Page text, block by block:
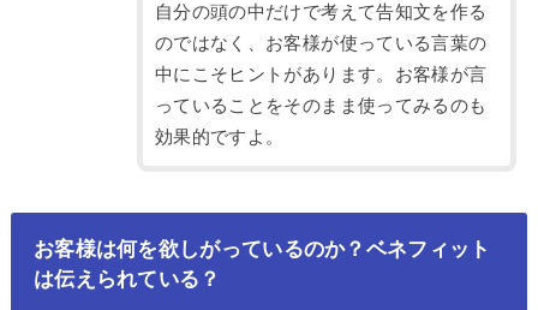
自分の頭の中だけで考えて告知文を作る
のではなく、お客様が使っている言葉の
中にこそヒントがあります。お客様が言
っていることをそのまま使ってみるのも
効果的ですよ。
お客様は何を欲しがっているのか？ベネフィット
は伝えられている？